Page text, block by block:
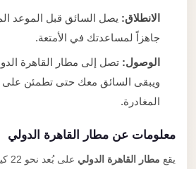
الانطلاق:
جاهزاً لمساعدتك في الأمتعة.
الوصول:تصل إلى مطار القاهرة
ويبقى السائق معك حتى تطمئن على
المغادرة.
معلومات عن مطار القاهرة الدولي
يقعمطار القاهرة الدولي
على